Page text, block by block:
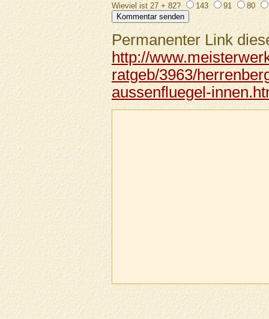
Wieviel ist 27 + 82?
143 91 80
Permanenter Link
http://
ratgeb/3963/
aussenfluegel-